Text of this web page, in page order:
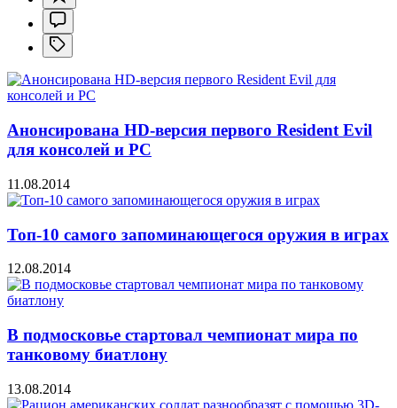
Анонсирована HD-версия первого Resident Evil
для консолей и PC
11.08.2014
Топ-10 самого запоминающегося оружия в играх
12.08.2014
В подмосковье стартовал чемпионат мира по
танковому биатлону
13.08.2014